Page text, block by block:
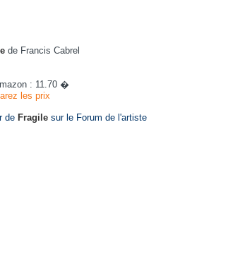
de Francis Cabrel
: 11.70 �
les prix
de Fragile sur le Forum de l'artiste